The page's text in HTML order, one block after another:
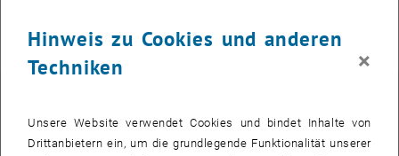
Forschungsbereich Rechtswissenschaften
Hinweis zu Cookies und anderen
Techniken
×
Unsere Website verwendet Cookies und bindet Inhalte von
Drittanbietern ein, um die grundlegende Funktionalität unserer